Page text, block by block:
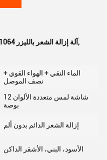
1064 آلة إزالة الشعر بالليزر ,
الماء النقي + الهواء القوي +
نصف الموصل
شاشة لمس متعددة الألوان 12
بوصة
إزالة الشعر الدائم بدون ألم
الأسود، البني، الأشقر الداكن